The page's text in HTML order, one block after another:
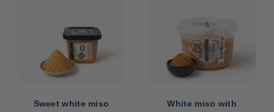
Sweet white miso
White miso with